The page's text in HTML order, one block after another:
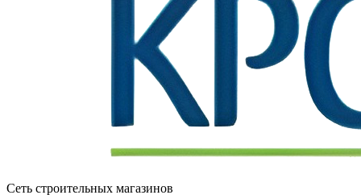
Сеть строительных магазинов